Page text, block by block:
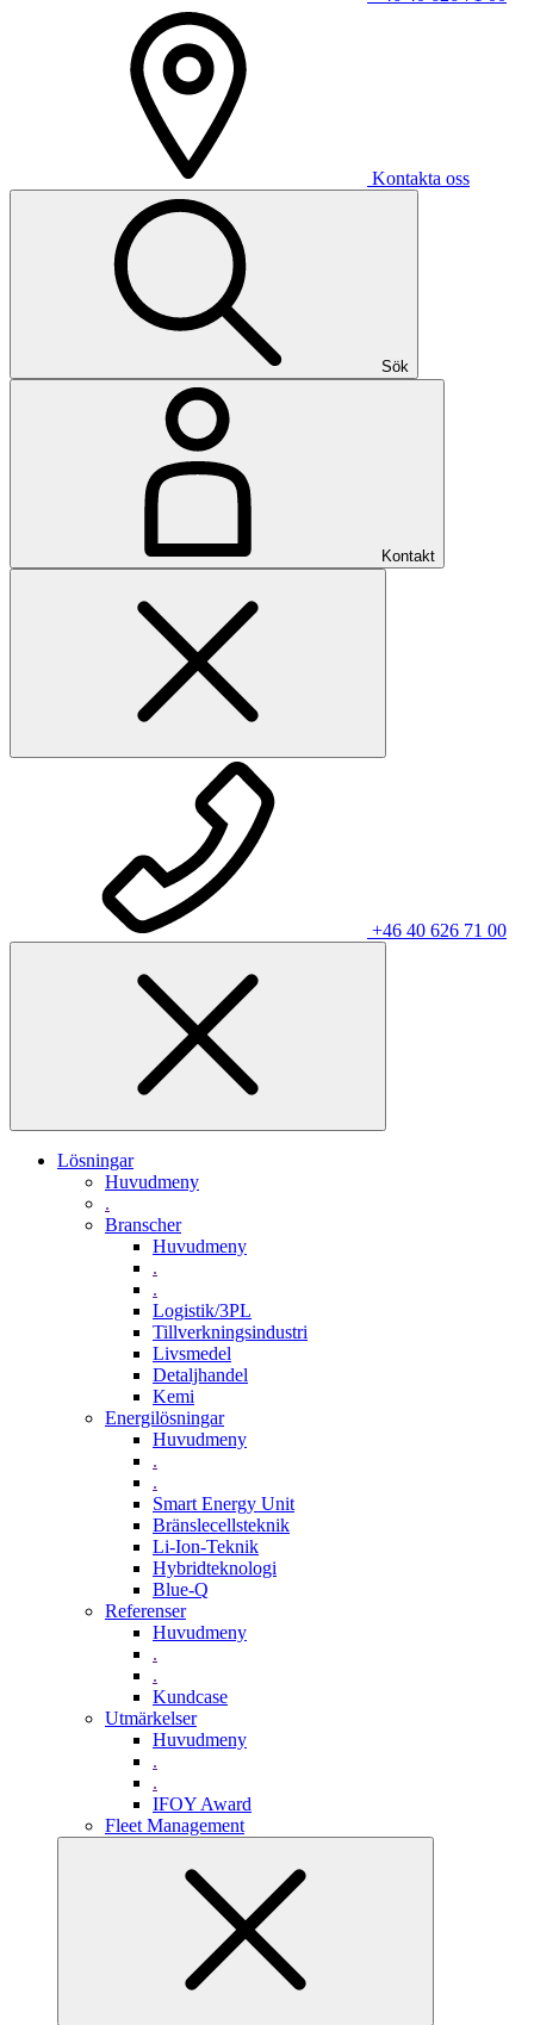
Kontakta oss
Sök
Kontakt
+46 40 626 71 00
Lösningar
Huvudmeny
.
Branscher
Huvudmeny
.
.
Logistik/3PL
Tillverkningsindustri
Livsmedel
Detaljhandel
Kemi
Energilösningar
Huvudmeny
.
.
Smart Energy Unit
Bränslecellsteknik
Li-Ion-Teknik
Hybridteknologi
Blue-Q
Referenser
Huvudmeny
.
.
Kundcase
Utmärkelser
Huvudmeny
.
.
IFOY Award
Fleet Management